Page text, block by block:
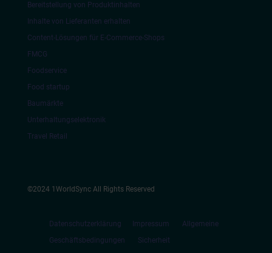
Bereitstellung von Produktinhalten
Inhalte von Lieferanten erhalten
Content-Lösungen für E-Commerce-Shops
FMCG
Foodservice
Food startup
Baumärkte
Unterhaltungselektronik
Travel Retail
©2024 1WorldSync All Rights Reserved
Datenschutzerklärung Impressum
Allgemeine
Geschäftsbedingungen Sicherheit